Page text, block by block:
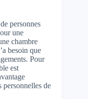
personnes
une
chambre
besoin que
Pour
est
personnelles de